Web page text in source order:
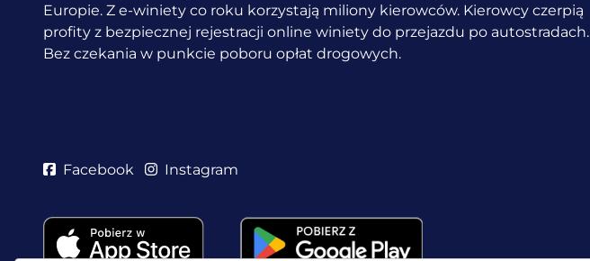
Europie. Z e-winiety co roku korzystają miliony kierowców. Kierowcy czerpią
profity z bezpiecznej rejestracji online winiety do przejazdu po autostradach.
Bez czekania w punkcie poboru opłat drogowych.
Facebook Instagram